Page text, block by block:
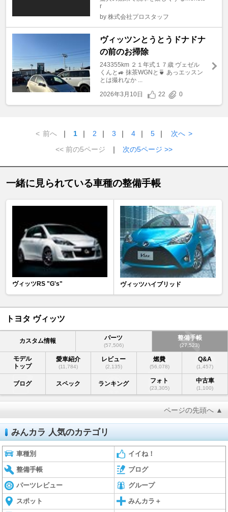
r
by 株式会社プロスタッフ
ヴィッツンとうとうドナドナ
の前のお掃除
243355km ２１年式１７歳 ヴェゼル
くんと🚙 抹茶WGNと🍵 あっエッスン
とは撮れなか ...
2026年3月10日
22 0
< 前へ ｜ 1 ｜ 2 ｜ 3 ｜ 4 ｜ 5 ｜ 次へ >
<< 前の5ページ
｜ 次の5ページ >>
一緒に見られている車種の整備手帳
ヴィッツRS "G's" ヴィッツハイブリッド
トヨタ ヴィッツ
カスタム情報 パーツ
(57,506)
整備手帳
(27,523)
モデル
トップ
愛車紹介
(11,784)
レビュー
(2,135)
燃費
(56,078)
Q&A
(1,457)
ブログ スペック ランキング フォト
(23,305)
中古車
(1,100)
ページの先頭へ ▲
みんカラ 人気のカテゴリ
車種別 イイね！
整備手帳 ブログ
パーツレビュー グループ
スポット みんカラ＋